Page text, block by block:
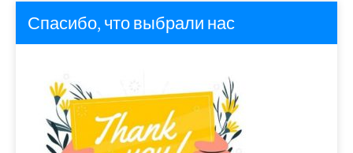
Спасибо, что выбрали нас